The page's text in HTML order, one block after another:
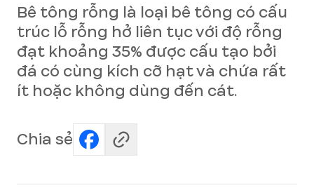
Bê tông rỗng là loại bê tông có cấu
trúc lỗ rỗng hở liên tục với độ rỗng
đạt khoảng 35% được cấu tạo bởi
đá có cùng kích cỡ hạt và chứa rất
ít hoặc không dùng đến cát.
Chia sẻ